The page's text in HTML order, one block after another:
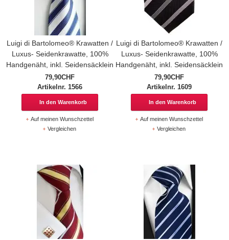
Luigi di Bartolomeo® Krawatten /
Luxus- Seidenkrawatte, 100%
Handgenäht, inkl. Seidensäcklein
79,90CHF
Artikelnr. 1566
In den Warenkorb
Auf meinen Wunschzettel
Vergleichen
Luigi di Bartolomeo® Krawatten /
Luxus- Seidenkrawatte, 100%
Handgenäht, inkl. Seidensäcklein
79,90CHF
Artikelnr. 1609
In den Warenkorb
Auf meinen Wunschzettel
Vergleichen